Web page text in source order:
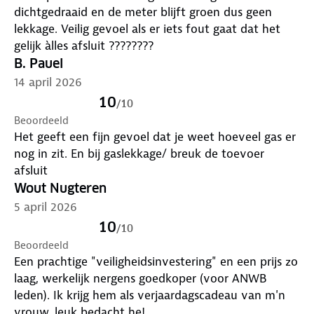
• GasStop op gasfles aansluiten
• GasStop stevig aandraaien
• Gasdrukregelaar (een normale gasdrukregelaar
gebruiken géén EFV gasdrukregelaar) en toestel
aansluiten
• 4-6 keer drukken om gasstroom op gang te
* Lees eerst de gebruiksaanwijzing goed door.
dichtgedraaid en de meter blijft groen dus geen
lekkage. Veilig gevoel als er iets fout gaat dat het
gelijk àlles afsluit ????????
B. Pauel
14 april 2026
10/10
Beoordeeld
Het geeft een fijn gevoel dat je weet hoeveel gas er
nog in zit. En bij gaslekkage/ breuk de toevoer
afsluit
Wout Nugteren
5 april 2026
10/10
Beoordeeld
Een prachtige "veiligheidsinvestering" en een prijs zo
laag, werkelijk nergens goedkoper (voor ANWB
leden). Ik krijg hem als verjaardagscadeau van m'n